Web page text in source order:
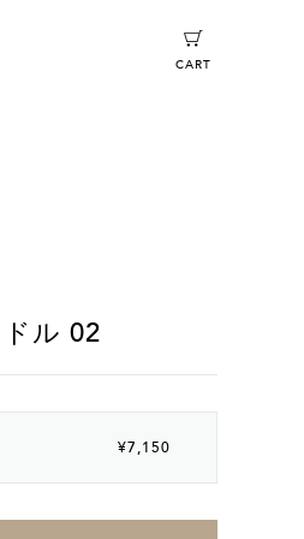
CART
ル 02
¥7,150